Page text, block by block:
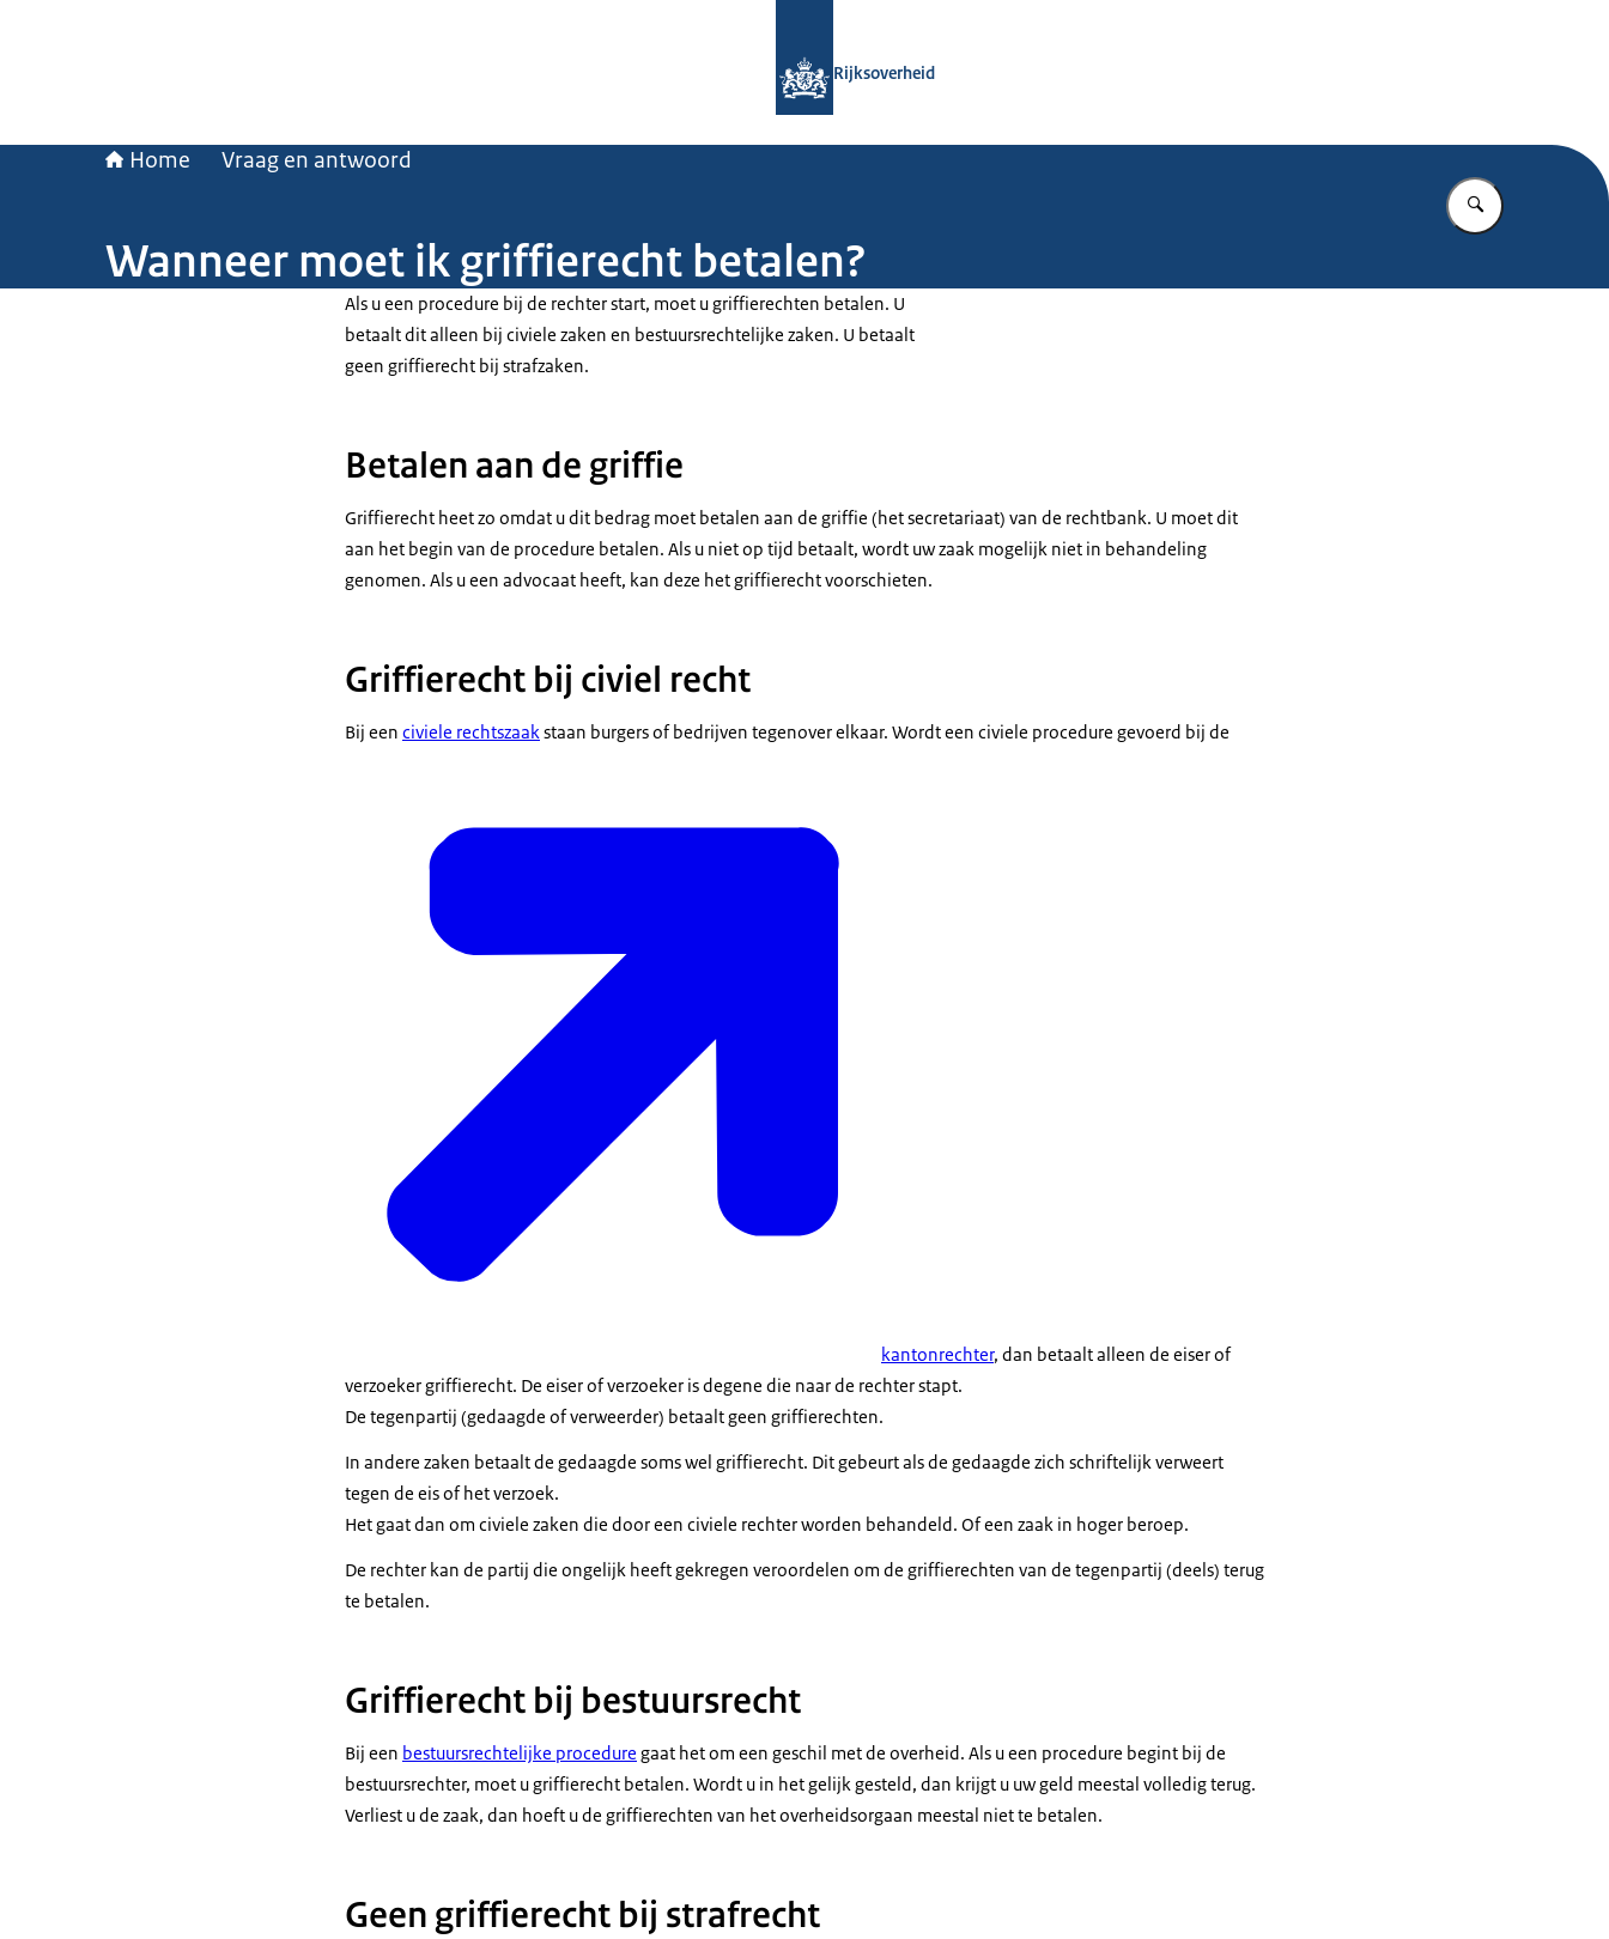
Rijksoverheid
Home Vraag en antwoord
Vul in wat u
Wanneer moet ik griffierecht betalen?
Als u een procedure bij de rechter start, moet u griffierechten betalen. U
betaalt dit alleen bij civiele zaken en bestuursrechtelijke zaken. U betaalt
geen griffierecht bij strafzaken.
Betalen aan de griffie
Griffierecht heet zo omdat u dit bedrag moet betalen aan de griffie (het secretariaat) van de rechtbank. U moet dit
aan het begin van de procedure betalen. Als u niet op tijd betaalt, wordt uw zaak mogelijk niet in behandeling
genomen. Als u een advocaat heeft, kan deze het griffierecht voorschieten.
Griffierecht bij civiel recht
Bij een civiele rechtszaakstaan burgers of bedrijven tegenover elkaar. Wordt een civiele procedure gevoerd bij de
kantonrechter, dan betaalt alleen de eiser of
verzoeker griffierecht. De eiser of verzoeker is degene die naar de rechter stapt.
De tegenpartij (gedaagde of verweerder) betaalt geen griffierechten.
In andere zaken betaalt de gedaagde soms wel griffierecht. Dit gebeurt als de gedaagde zich schriftelijk verweert
tegen de eis of het verzoek.
Het gaat dan om civiele zaken die door een civiele rechter worden behandeld. Of een zaak in hoger beroep.
De rechter kan de partij die ongelijk heeft gekregen veroordelen om de griffierechten van de tegenpartij (deels) terug
te betalen.
Griffierecht bij bestuursrecht
Bij een bestuursrechtelijke procedure gaat het om een geschil met de overheid. Als u een procedure begint bij de
bestuursrechter, moet u griffierecht betalen. Wordt u in het gelijk gesteld, dan krijgt u uw geld meestal volledig terug.
Verliest u de zaak, dan hoeft u de griffierechten van het overheidsorgaan meestal niet te betalen.
Geen griffierecht bij strafrecht